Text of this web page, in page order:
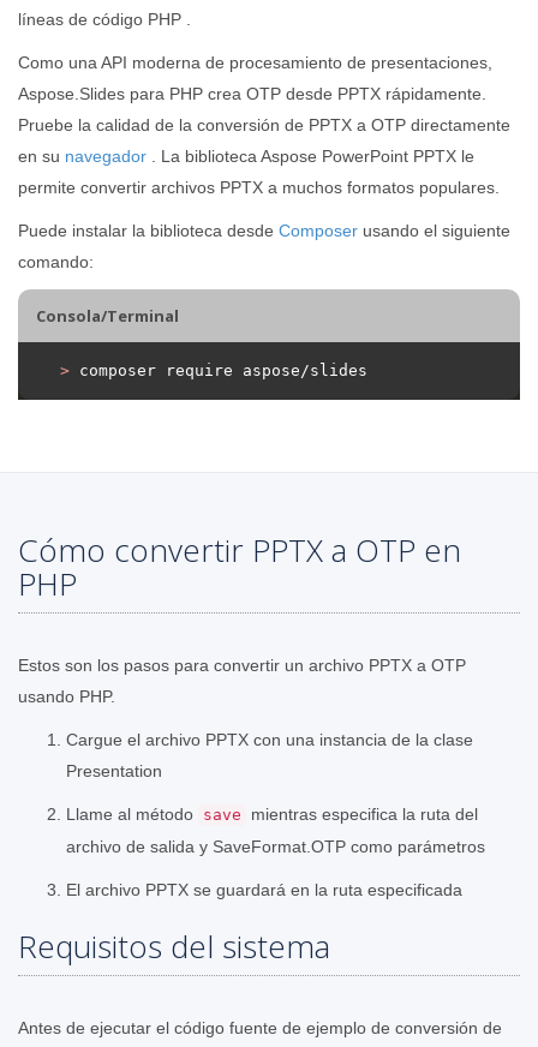
líneas de código PHP .
Como una API moderna de procesamiento de presentaciones,
Aspose.Slides para PHP crea OTP desde PPTX rápidamente.
Pruebe la calidad de la conversión de PPTX a OTP directamente
en su navegador . La biblioteca Aspose PowerPoint PPTX le
permite convertir archivos PPTX a muchos formatos populares.
Puede instalar la biblioteca desde Composer usando el siguiente
comando:
Consola/Terminal
> composer require aspose/slides
Cómo convertir PPTX a OTP en
PHP
Estos son los pasos para convertir un archivo PPTX a OTP
usando PHP.
Cargue el archivo PPTX con una instancia de la clase
Presentation
Llame al método save
mientras especifica la ruta del
archivo de salida y SaveFormat.OTP como parámetros
El archivo PPTX se guardará en la ruta especificada
Requisitos del sistema
Antes de ejecutar el código fuente de ejemplo de conversión de